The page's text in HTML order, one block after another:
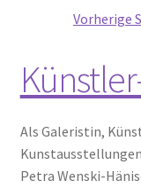
Vorherige
Als Galeristin,
Petra Wenski-